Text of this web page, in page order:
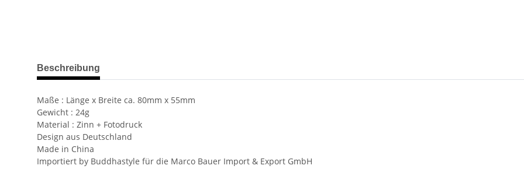
weitere Registerkarten anzeigen
Beschreibung
Maße : Länge x Breite ca. 80mm x 55mm
Gewicht : 24g
Material : Zinn + Fotodruck
Design aus Deutschland
Made in China
Importiert by Buddhastyle für die Marco Bauer Import & Export GmbH